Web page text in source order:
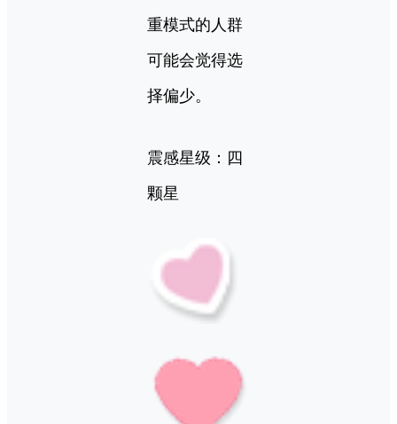
重模式的人群
可能会觉得选
择偏少。
震感星级：四
颗星